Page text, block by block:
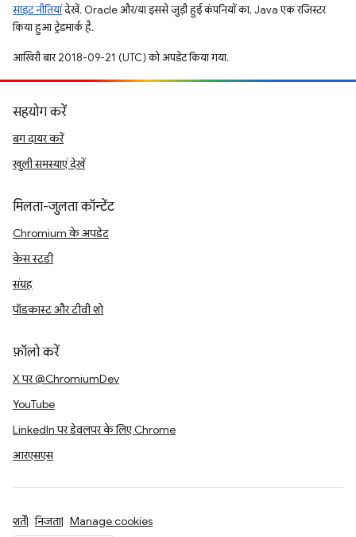
साइट नीतियांदेखें. Oracle और/या इससे जुड़ी हुई कंपनियों का, Java एक रजिस्टर
किया हुआ ट्रेडमार्क है.
आखिरी बार 2018-09-21 (UTC) को अपडेट किया गया.
सहयोग करें
बग दायर करें
खुली समस्याएं देखें
मिलता-जुलता कॉन्टेंट
Chromium के अपडेट
केस स्टडी
संग्रह
पॉडकास्ट और टीवी शो
फ़ॉलो करें
X पर @ChromiumDev
YouTube
LinkedIn पर डेवलपर के लिए Chrome
आरएसएस
शर्तें निजता Manage cookies